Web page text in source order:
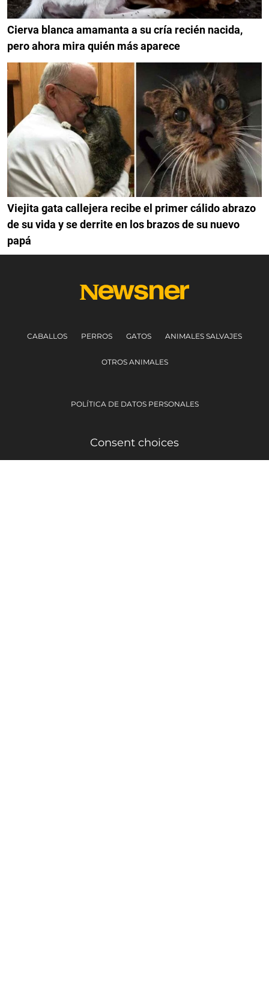
Cierva blanca amamanta a su cría recién nacida,
pero ahora mira quién más aparece
Viejita gata callejera recibe el primer cálido abrazo
de su vida y se derrite en los brazos de su nuevo
papá
CABALLOS PERROS GATOS ANIMALES SALVAJES
OTROS ANIMALES
POLÍTICA DE DATOS PERSONALES
Consent choices